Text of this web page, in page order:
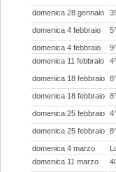
domenica 28 gennaio
domenica 4 febbraio
domenica 4 febbraio
domenica 11 febbraio
domenica 18 febbraio
domenica 18 febbraio
domenica 25 febbraio
domenica 25 febbraio
domenica 4 marzo
domenica 11 marzo